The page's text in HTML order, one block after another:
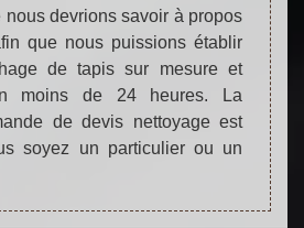
nous devrions savoir à propos
que nous puissions établir
de tapis sur mesure et
moins de 24 heures. La
de devis nettoyage est
soyez un particulier ou un